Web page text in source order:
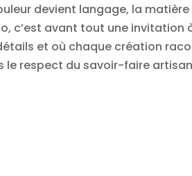
devient langage, la matière
c’est avant tout une invitation
et où chaque création
le respect du savoir-faire